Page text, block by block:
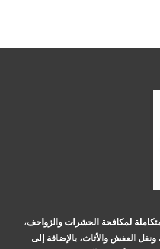
لمكافحة الحشرات والزواحف،
العفش والأثاث، بالإضافة إلى